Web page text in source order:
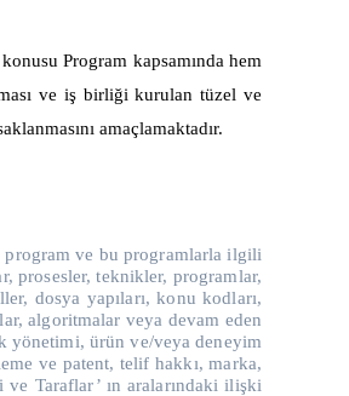
Program kapsamında hem
ve iş birliği kurulan tüzel ve
amaçlamaktadır.
program ve bu programlarla ilgili
prosesler, teknikler, programlar,
dosya yapıları, konu kodları,
algoritmalar veya devam eden
yönetimi, ürün ve/veya deneyim
ve patent, telif hakkı, marka,
Taraflar’ ın aralarındaki ilişki